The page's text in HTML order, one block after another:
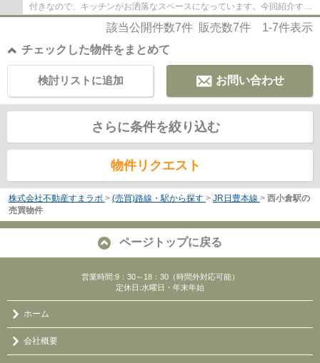
付きなので、キッチンがお洒落なスペースになっています。今回紹介する
のは、建物面積が104.74平米。新築の戸建...
該当公開件数7件 販売数7件 1-7件表示
チェックした物件をまとめて
お問い合わせ
検討リストに追加
さらに条件を絞り込む
物件リクエスト
株式会社不動産すまラボ > (売買)路線・駅から探す > JR日豊本線 > 西小倉駅の
売買物件
ページトップに戻る
営業時間:9：30～18：30（時間外対応可能）
定休日:水曜日・年末年始
ホーム
会社概要